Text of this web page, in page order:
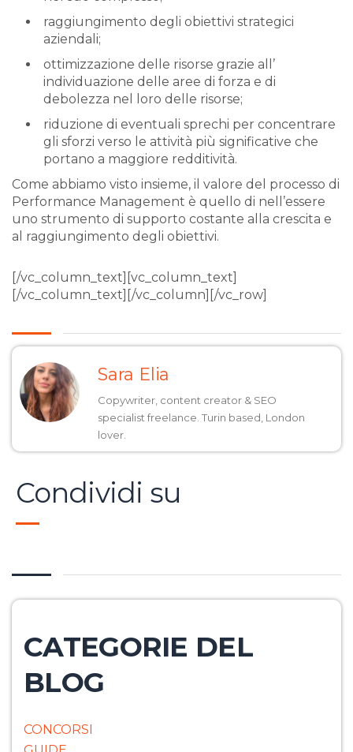
raggiungimento degli obiettivi strategici
aziendali;
ottimizzazione delle risorse grazie all’
individuazione delle aree di forza e di
debolezza nel loro delle risorse;
riduzione di eventuali sprechi per concentrare
gli sforzi verso le attività più significative che
portano a maggiore redditività.
Come abbiamo visto insieme, il valore del processo di
Performance Management è quello di nell’essere
uno strumento di supporto costante alla crescita e
al raggiungimento degli obiettivi.
[/vc_column_text][vc_column_text]
[/vc_column_text][/vc_column][/vc_row]
Sara Elia
Copywriter, content creator & SEO
specialist freelance. Turin based, London
lover.
Condividi su
CATEGORIE DEL
BLOG
CONCORSI